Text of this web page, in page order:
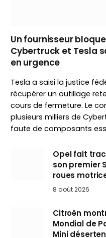
Un fournisseur
Cybertruck et Tesla
en urgence
Tesla a saisi la justice
récupérer un outillage
cours de fermeture. Le
plusieurs milliers de
faute de composants
Opel fait
son premier
roues
8 août 2026
Citroën
Mondial de
Mini